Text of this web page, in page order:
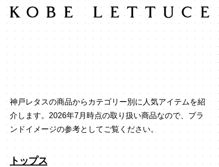
神戸レタスの商品からカテゴリー別に人気アイテムを紹
介します。2026年7月時点の取り扱い商品なので、ブラ
ンドイメージの参考としてご覧ください。
トップス